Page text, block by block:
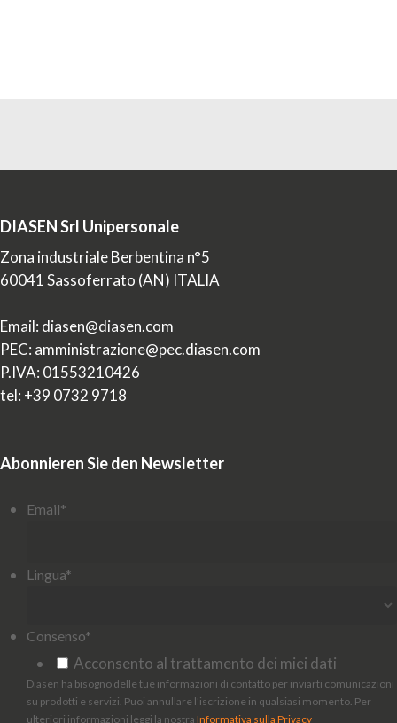
DIASEN Srl Unipersonale
Zona industriale Berbentina n°5
60041 Sassoferrato (AN) ITALIA
Email: diasen@diasen.com
PEC: amministrazione@pec.diasen.com
P.IVA: 01553210426
tel: +39 0732 9718
Abonnieren Sie den Newsletter
Email*
Lingua*
Consenso*
Acconsento al trattamento dei miei dati
Diasen ha bisogno delle tue informazioni di contatto per inviarti comunicazioni
su prodotti e servizi. Puoi annullare l'iscrizione in qualsiasi momento. Per
ulteriori informazioni leggi la nostraInformativa sulla Privacy